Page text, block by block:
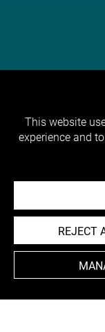
This website
experience and
REJECT